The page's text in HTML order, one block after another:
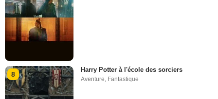
8
Harry Potter à l'école des sorciers
Aventure Fantastique